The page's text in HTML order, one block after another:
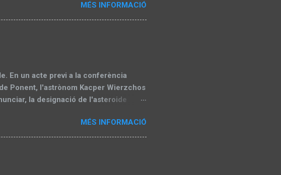
i una segona part que actualitzarem
la Societat Astronòmica de Lleida
es podrà veure en la seva totalitat i
MÉS INFORMACIÓ
En un acte previ a la conferència
Ponent, l'astrònom Kacper Wierzchos
la designació de l'asteroide
( WGSBN ) de la International
el projecte en el qual treballo (la
de la WGSBN... van fer una
honor o no. Per descomptat en
MÉS INFORMACIÓ